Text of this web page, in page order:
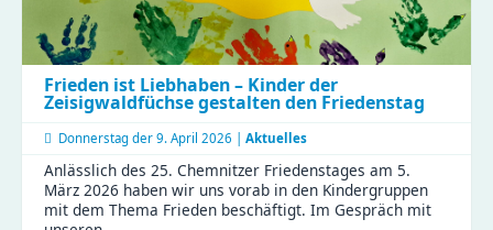
Frieden ist Liebhaben – Kinder der
Zeisigwaldfüchse gestalten den Friedenstag
Donnerstag der 9. April 2026 | Aktuelles
Anlässlich des 25. Chemnitzer Friedenstages am 5.
März 2026 haben wir uns vorab in den Kindergruppen
mit dem Thema Frieden beschäftigt. Im Gespräch mit